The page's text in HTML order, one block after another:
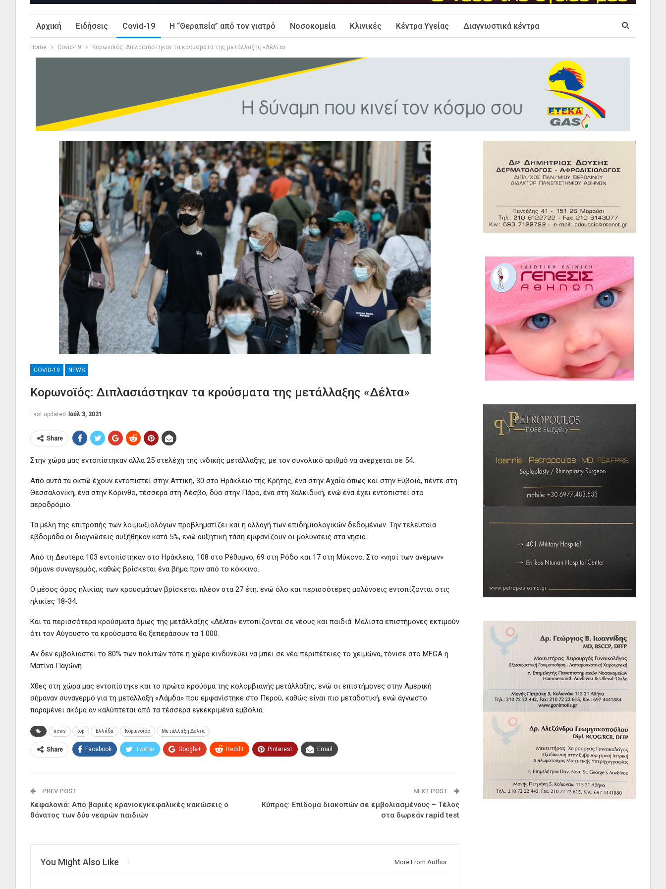
Αρχική Ειδήσεις Covid-19 Η “Θεραπεία” από τον γιατρό Νοσοκομεία Κλινικές Κέντρα Υγείας Διαγνωστικά κέντρα
Home Covid-19 Κορωνοϊός: Διπλασιάστηκαν τα κρούσματα της μετάλλαξης «Δέλτα»
COVID-19 NEWS
Κορωνοϊός: Διπλασιάστηκαν τα κρούσματα της μετάλλαξης «Δέλτα»
Last updated Ιούλ 3, 2021
Share
Στην χώρα μας εντοπίστηκαν άλλα 25 στελέχη της ινδικής μετάλλαξης, με τον συνολικό αριθμό να ανέρχεται σε 54.
Από αυτά τα οκτώ έχουν εντοπιστεί στην Αττική, 30 στο Ηράκλειο της Κρήτης, ένα στην Αχαΐα όπως και στην Εύβοια, πέντε στη
Θεσσαλονίκη, ένα στην Κόρινθο, τέσσερα στη Λέσβο, δύο στην Πάρο, ένα στη Χαλκιδική, ενώ ένα έχει εντοπιστεί στο
αεροδρόμιο.
Τα μέλη της επιτροπής των λοιμωξιολόγων προβληματίζει και η αλλαγή των επιδημιολογικών δεδομένων. Την τελευταία
εβδομάδα οι διαγνώσεις αυξήθηκαν κατά 5%, ενώ αυξητική τάση εμφανίζουν οι μολύνσεις στα νησιά.
Από τη Δευτέρα 103 εντοπίστηκαν στο Ηράκλειο, 108 στο Ρέθυμνο, 69 στη Ρόδο και 17 στη Μύκονο. Στο «νησί των ανέμων»
σήμανε συναγερμός, καθώς βρίσκεται ένα βήμα πριν από το κόκκινο.
Ο μέσος όρος ηλικίας των κρουσμάτων βρίσκεται πλέον στα 27 έτη, ενώ όλο και περισσότερες μολύνσεις εντοπίζονται στις
ηλικίες 18-34.
Και τα περισσότερα κρούσματα όμως της μετάλλαξης «Δέλτα» εντοπίζονται σε νέους και παιδιά. Μάλιστα επιστήμονες εκτιμούν
ότι τον Αύγουστο τα κρούσματα θα ξεπεράσουν τα 1.000.
Αν δεν εμβολιαστεί το 80% των πολιτών τότε η χώρα κινδυνεύει να μπει σε νέα περιπέτειες το χειμώνα, τόνισε στο MEGA η
Ματίνα Παγώνη.
Χθες στη χώρα μας εντοπίστηκε και το πρώτο κρούσμα της κολομβιανής μετάλλαξης, ενώ οι επιστήμονες στην Αμερική
σήμαναν συναγερμό για τη μετάλλαξη «Λάμδα» που εμφανίστηκε στο Περού, καθώς είναι πιο μεταδοτική, ενώ άγνωστο
παραμένει ακόμα αν καλύπτεται από τα τέσσερα εγκεκριμένα εμβόλια.
news top Ελλάδα Κορωνοϊός Μετάλλαξη Δέλτα
Share Facebook Twitter Google+ ReddIt Pinterest Email
PREV POST
Κεφαλονιά: Από βαριές κρανιοεγκεφαλικές κακώσεις ο
θάνατος των δύο νεαρών παιδιών
NEXT POST
Κύπρος: Επίδομα διακοπών σε εμβολιασμένους – Τέλος
στα δωρεάν rapid test
You Might Also Like More From Author